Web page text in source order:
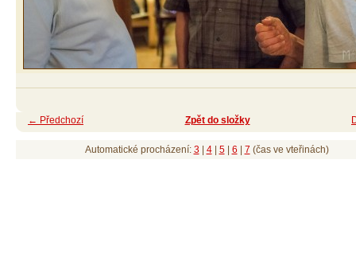
← Předchozí Zpět do složky
Automatické procházení: 3| 4| 5| 6 7 (čas ve vteřinách)